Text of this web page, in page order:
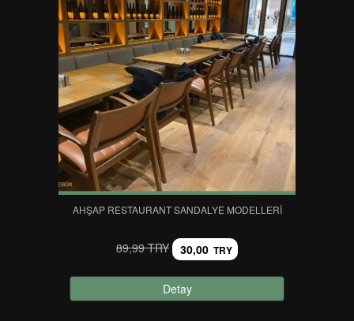
AHŞAP RESTAURANT SANDALYE MODELLERI
89,99 TRY 30,00 TRY
Detay